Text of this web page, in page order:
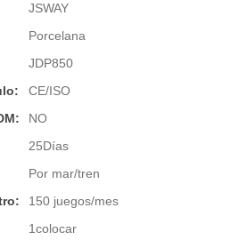
JSWAY
Porcelana
JDP850
CE/ISO
NO
25Días
Por mar/tren
150 juegos/mes
1colocar